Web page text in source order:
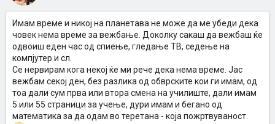
Имам време и никој на планетава не може да ме убеди дека
човек нема време за вежбање. Доколку сакаш да вежбаш ќе
одвоиш еден час од спиење, гледање ТВ, седење на
компјутер и сл.
Се нервирам кога некој ќе ми рече дека нема време. Јас
вежбам секој ден, без разлика од обврските кои ги имам, од
тоа дали сум прва или втора смена на училиште, дали имам
5 или 55 страници за учење, дури имам и бегано од
математика за да одам во теретана - која пожртвуваност.